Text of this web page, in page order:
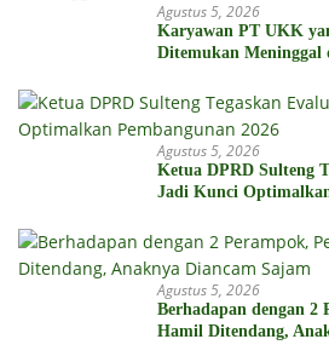
Agustus 5, 2026
Karyawan PT UKK
Ditemukan Meninggal
Agustus 5, 2026
Ketua DPRD Sulteng
Jadi Kunci
Agustus 5, 2026
Berhadapan dengan 2
Hamil Ditendang,